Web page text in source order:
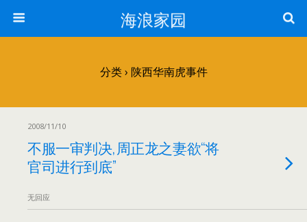
海浪家园
分类 › 陕西华南虎事件
2008/11/10
不服一审判决, 周正龙之妻欲“将
官司进行到底”
无回应